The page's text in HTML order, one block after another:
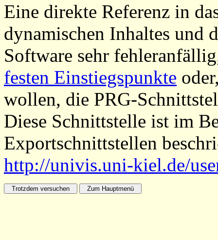
Eine direkte Referenz in
dynamischen Inhaltes und
Software sehr
festen Einstiegspunkte
wollen, die PRG-
Diese Schnittstelle ist im
Exportschnittstellen
http://univis.uni-kiel.de/